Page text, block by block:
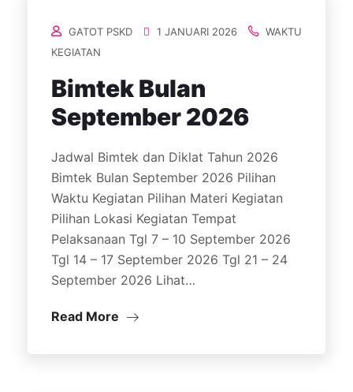
GATOT PSKD 1 JANUARI 2026
WAKTU
KEGIATAN
Bimtek Bulan
September 2026
Jadwal Bimtek dan Diklat Tahun 2026
Bimtek Bulan September 2026 Pilihan
Waktu Kegiatan Pilihan Materi Kegiatan
Pilihan Lokasi Kegiatan Tempat
Pelaksanaan Tgl 7 – 10 September 2026
Tgl 14 – 17 September 2026 Tgl 21 – 24
September 2026 Lihat…
Read More